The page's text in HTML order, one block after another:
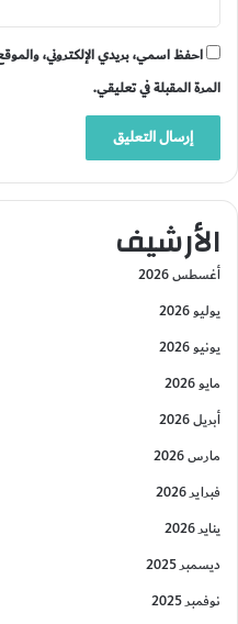
احفظ اسمي، بريدي الإلكتروني،
المرة المقبلة في تعليقي.
الأرشيف
أغسطس 2026
يوليو 2026
يونيو 2026
مايو 2026
أبريل 2026
مارس 2026
فبراير 2026
يناير 2026
ديسمبر 2025
نوفمبر 2025